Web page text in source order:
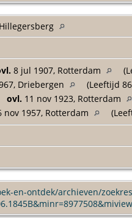
8 jul 1907, Rotterdam
Driebergen
(Leeftijd
ovl. 11 nov 1923, Rotterdam
nov 1957, Rotterdam
en-ontdek/archieven/